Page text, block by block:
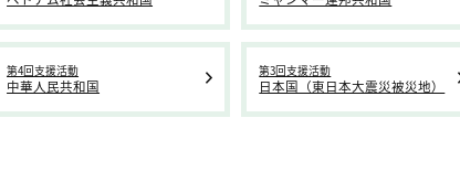
第4回支援活動
中華人民共和国
第3回支援活動
日本国（東日本大震災被災地）